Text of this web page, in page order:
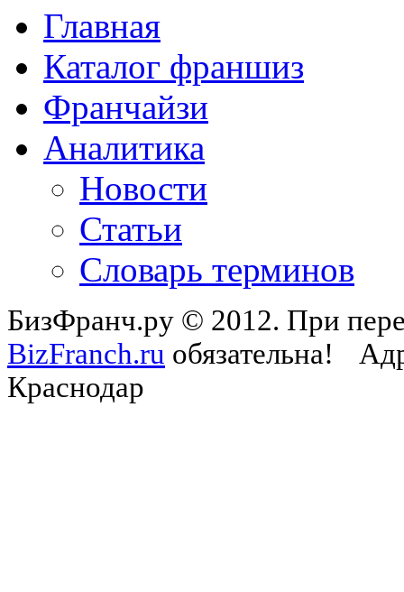
Главная
Каталог франшиз
Франчайзи
Аналитика
Новости
Статьи
Словарь терминов
БизФранч.ру © 2012. При
BizFranch.ru обязательна!
Краснодар